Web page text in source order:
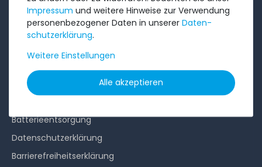
Impressum und weitere Hinweise zur Verwendung
personenbezogener Daten in unserer Daten­
schutz­erklärung.
Weitere Einstellungen
Alle akzeptieren
Versandkosten
Zahlungsarten
RECHTLICHES
AGB
Batterieentsorgung
Datenschutzerklärung
Barrierefreiheitserklärung